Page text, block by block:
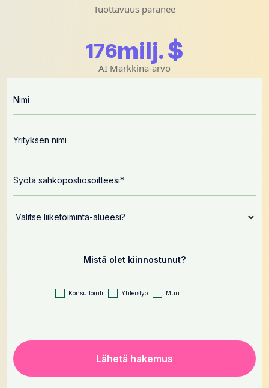
Tuottavuus paranee
192milj. $
AI Markkina-arvo
Mistä olet kiinnostunut?
Konsultointi Yhteistyö Muu